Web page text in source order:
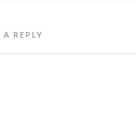
A REPLY